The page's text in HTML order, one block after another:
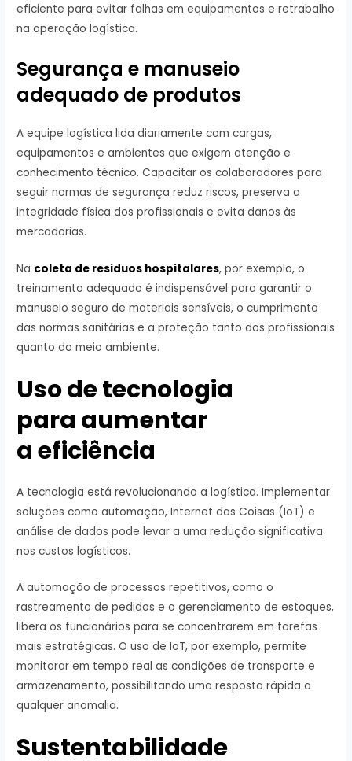
eficiente para evitar falhas em equipamentos e retrabalho
na operação logística.
Segurança e manuseio
adequado de produtos
A equipe logística lida diariamente com cargas,
equipamentos e ambientes que exigem atenção e
conhecimento técnico. Capacitar os colaboradores para
seguir normas de segurança reduz riscos, preserva a
integridade física dos profissionais e evita danos às
mercadorias.
Na coleta de residuos hospitalares, por exemplo, o
treinamento adequado é indispensável para garantir o
manuseio seguro de materiais sensíveis, o cumprimento
das normas sanitárias e a proteção tanto dos profissionais
quanto do meio ambiente.
Uso de tecnologia
para aumentar
a eficiência
A tecnologia está revolucionando a logística. Implementar
soluções como automação, Internet das Coisas (IoT) e
análise de dados pode levar a uma redução significativa
nos custos logísticos.
A automação de processos repetitivos, como o
rastreamento de pedidos e o gerenciamento de estoques,
libera os funcionários para se concentrarem em tarefas
mais estratégicas. O uso de IoT, por exemplo, permite
monitorar em tempo real as condições de transporte e
armazenamento, possibilitando uma resposta rápida a
qualquer anomalia.
Sustentabilidade